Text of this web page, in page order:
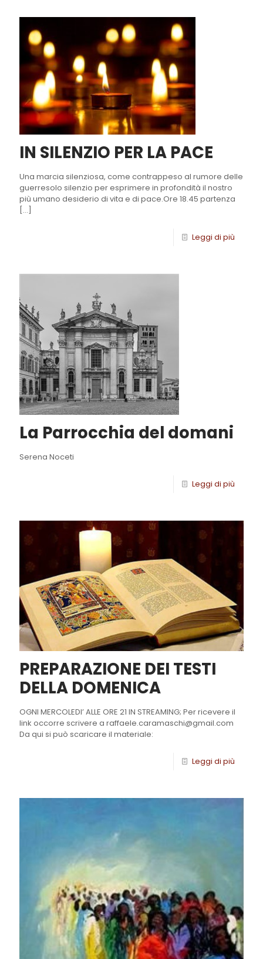
IN SILENZIO PER LA PACE
Una marcia silenziosa, come contrappeso al rumore delle
guerresolo silenzio per esprimere in profondità il nostro
più umano desiderio di vita e di pace.Ore 18.45 partenza
[…]
Leggi di più
La Parrocchia del domani
Serena Noceti
Leggi di più
PREPARAZIONE DEI TESTI
DELLA DOMENICA
OGNI MERCOLEDI’ ALLE ORE 21 IN STREAMING; Per ricevere il
link occorre scrivere a raffaele.caramaschi@gmail.com
Da qui si può scaricare il materiale:
Leggi di più